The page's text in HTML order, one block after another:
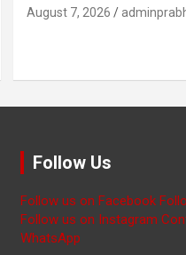
August 7, 2026
Follow Us
Follow us on Facebook
Follow us on Instagram
WhatsApp